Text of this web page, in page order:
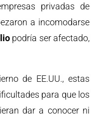
privadas de
a incomodarse
podría ser afectado,
de EE.UU., estas
para que los
dar a conocer ni